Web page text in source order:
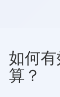
如何
算？